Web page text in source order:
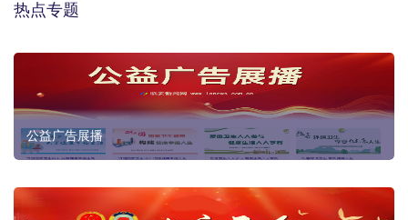
热点专题
公益广告展播